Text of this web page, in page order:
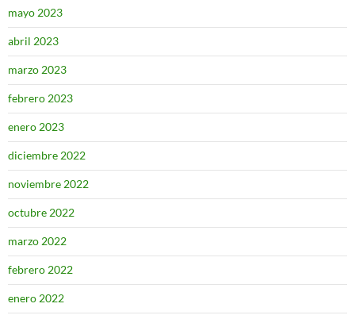
mayo 2023
abril 2023
marzo 2023
febrero 2023
enero 2023
diciembre 2022
noviembre 2022
octubre 2022
marzo 2022
febrero 2022
enero 2022